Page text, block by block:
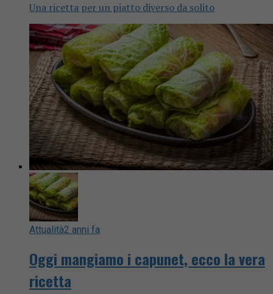
Una ricetta per un piatto diverso da solito
Attualità2 anni fa
Oggi mangiamo i capunet, ecco la vera
ricetta